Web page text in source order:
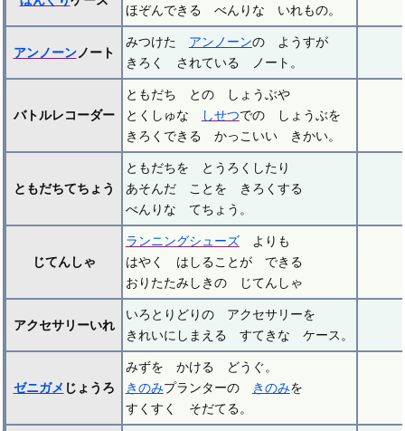
ほぞんできる べんりな いれもの。
アンノーンノート
みつけた アンノーンの ようすが
きろく されている ノート。
バトルレコーダー
ともだち との しょうぶや
とくしゅな
しせつでの しょうぶを
きろくできる かっこいい きかい。
ともだちてちょう
ともだちを とうろくしたり
あそんだ ことを きろくする
べんりな てちょう。
じてんしゃ
ランニングシューズよりも
はやく はしることが できる
おりたたみしきの じてんしゃ
アクセサリーいれ
いろとりどりの アクセサリーを
きれいにしまえる すてきな ケース。
ゼニガメ じょうろ
みずを かける どうぐ。
きのみプランターの きのみを
すくすく そだてる。